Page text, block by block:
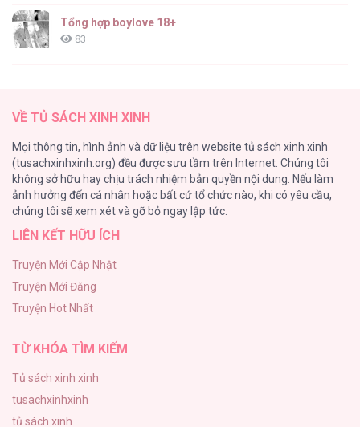
XÉ TÚI MÙ [...] – Chap 36
Tổng hợp boylove 18+
83
82
TUYỂN TẬP MANHWA BÍ MẬT CƠ THỂ
74
Mối Tình Thầm Kín
Căn Nhà Của Dị Nhân
56
VỀ TỦ SÁCH XINH XINH
Mọi thông tin, hình ảnh và dữ liệu trên website tủ sách xinh xinh
(tusachxinhxinh.org) đều được sưu tầm trên Internet. Chúng tôi
không sở hữu hay chịu trách nhiệm bản quyền nội dung. Nếu làm
ảnh hưởng đến cá nhân hoặc bất cứ tổ chức nào, khi có yêu cầu,
chúng tôi sẽ xem xét và gỡ bỏ ngay lập tức.
LIÊN KẾT HỮU ÍCH
Truyện Mới Cập Nhật
Truyện Mới Đăng
Truyện Hot Nhất
TỪ KHÓA TÌM KIẾM
Tủ sách xinh xinh
tusachxinhxinh
tủ sách xinh